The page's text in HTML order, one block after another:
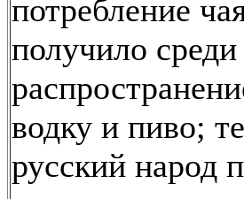
потребление
получило
водку и пиво;
русский народ